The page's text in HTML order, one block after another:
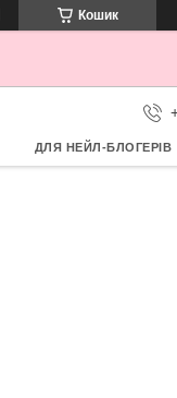
Кошик
ДЛЯ НЕЙЛ-БЛОГЕРІВ